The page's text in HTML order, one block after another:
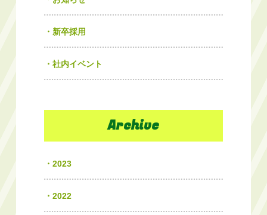
新卒採用
社内イベント
Archive
2023
2022